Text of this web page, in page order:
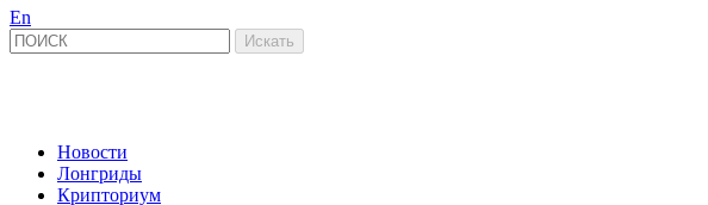
En
Новости
Лонгриды
Крипториум